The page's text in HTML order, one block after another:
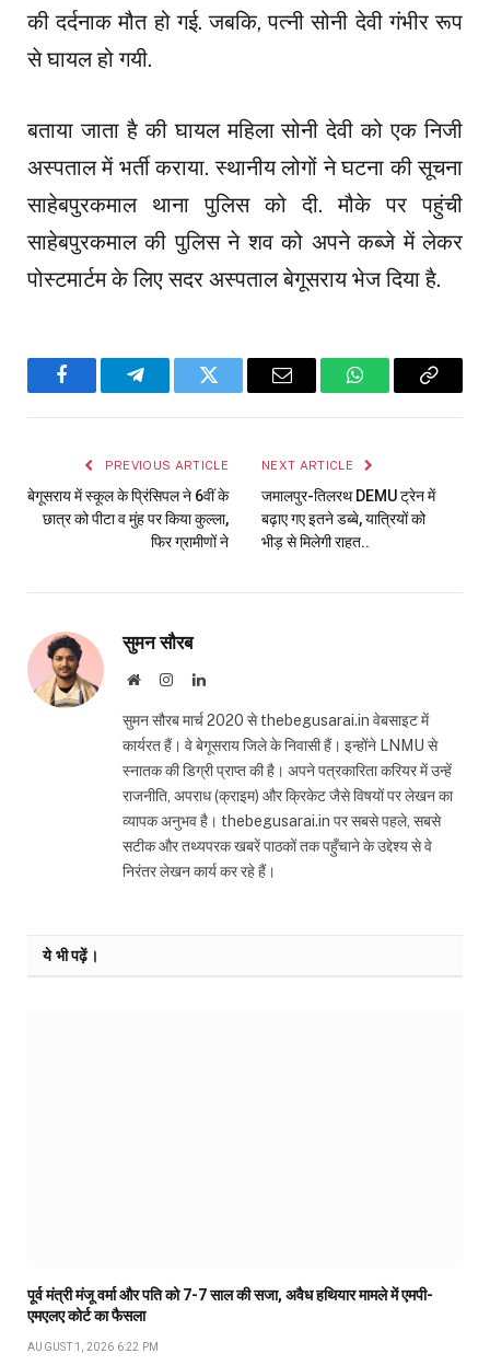
की दर्दनाक मौत हो गई. जबकि, पत्नी सोनी देवी गंभीर रूप
से घायल हो गयी.
बताया जाता है की घायल महिला सोनी देवी को एक निजी
अस्पताल में भर्ती कराया. स्थानीय लोगों ने घटना की सूचना
साहेबपुरकमाल थाना पुलिस को दी. मौके पर पहुंची
साहेबपुरकमाल की पुलिस ने शव को अपने कब्जे में लेकर
पोस्टमार्टम के लिए सदर अस्पताल बेगूसराय भेज दिया है.
FacebookTelegramTwitter Email WhatsAppCopy
PREVIOUS ARTICLE
बेगूसराय में स्कूल के प्रिंसिपल ने 6वीं के
छात्र को पीटा व मुंह पर किया कुल्ला,
फिर ग्रामीणों ने
NEXT ARTICLE
जमालपुर-तिलरथ DEMU ट्रेन में
बढ़ाए गए इतने डब्बे, यात्रियों को
भीड़ से मिलेगी राहत..
सुमन सौरब
WebsiteInstagramLinkedIn
सुमन सौरब मार्च 2020 से thebegusarai.in वेबसाइट में
कार्यरत हैं। वे बेगूसराय जिले के निवासी हैं। इन्होंने LNMU से
स्नातक की डिग्री प्राप्त की है। अपने पत्रकारिता करियर में उन्हें
राजनीति, अपराध (क्राइम) और क्रिकेट जैसे विषयों पर लेखन का
व्यापक अनुभव है। thebegusarai.in पर सबसे पहले, सबसे
सटीक और तथ्यपरक खबरें पाठकों तक पहुँचाने के उद्देश्य से वे
निरंतर लेखन कार्य कर रहे हैं।
ये भी पढ़ें।
पूर्व मंत्री मंजू वर्मा और पति को 7-7 साल की सजा, अवैध हथियार मामले में एमपी-
एमएलए कोर्ट का फैसला
AUGUST 1, 2026 6:22 PM